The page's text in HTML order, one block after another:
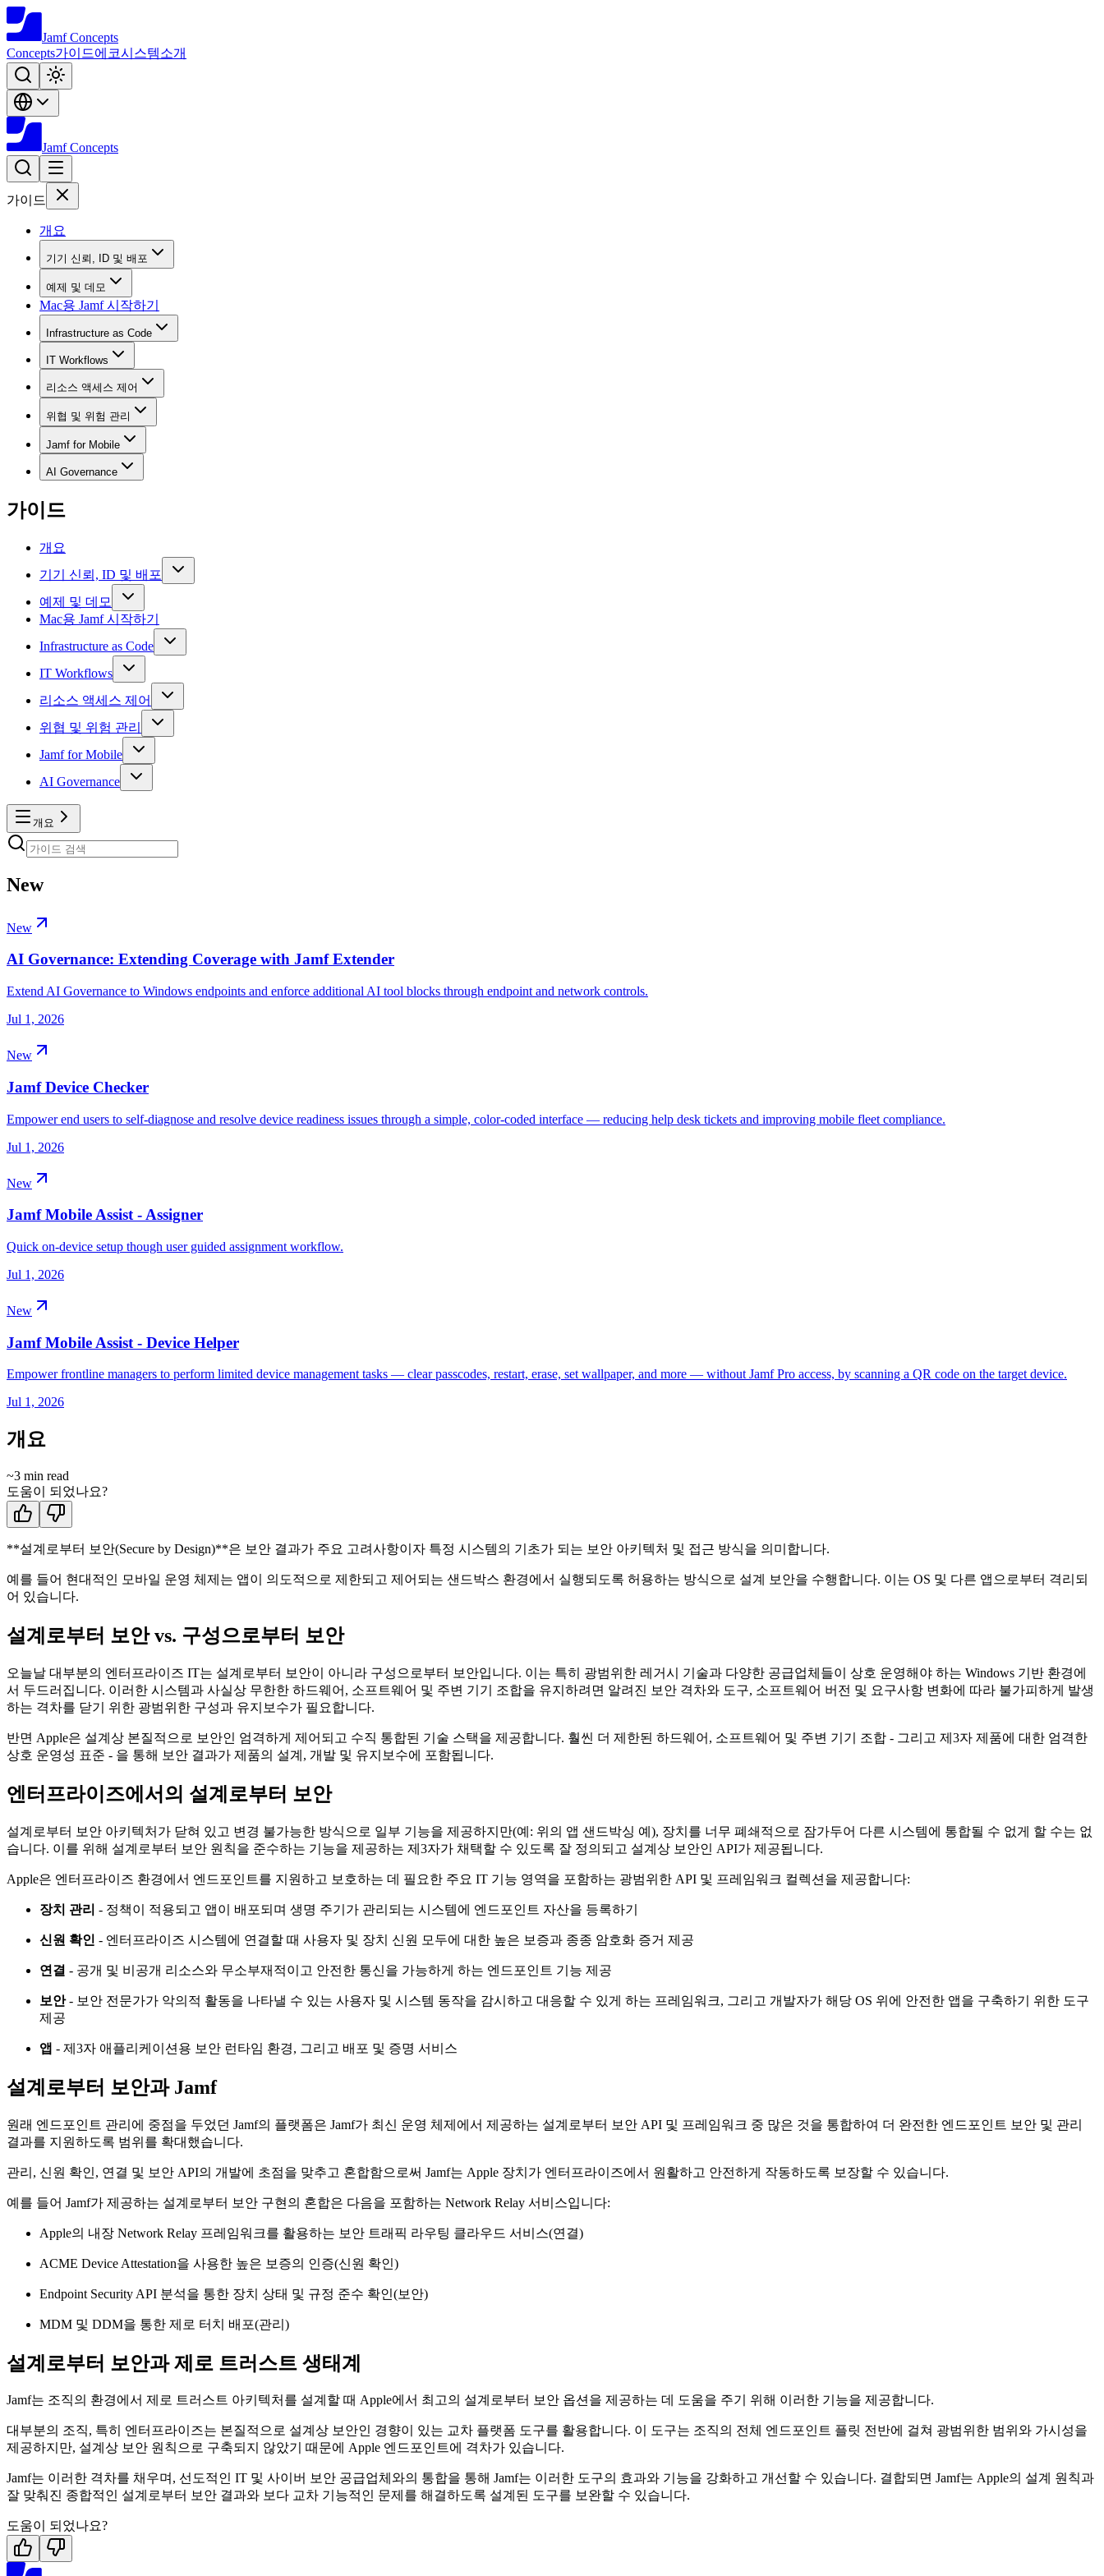
Jamf Concepts
Concepts가이드에코시스템소개
Jamf Concepts
가이드
개요
기기 신뢰, ID 및 배포
예제 및 데모
Mac용 Jamf 시작하기
Infrastructure as Code
IT Workflows
리소스 액세스 제어
위협 및 위험 관리
Jamf for Mobile
AI Governance
가이드
개요
기기 신뢰, ID 및 배포
예제 및 데모
Mac용 Jamf 시작하기
Infrastructure as Code
IT Workflows
리소스 액세스 제어
위협 및 위험 관리
Jamf for Mobile
AI Governance
개요
New
New
AI Governance: Extending Coverage with Jamf Extender
Extend AI Governance to Windows endpoints and enforce additional AI tool blocks through endpoint and network controls.
Jul 1, 2026
New
Jamf Device Checker
Empower end users to self-diagnose and resolve device readiness issues through a simple, color-coded interface — reducing help desk tickets and improving mobile fleet compliance.
Jul 1, 2026
New
Jamf Mobile Assist - Assigner
Quick on-device setup though user guided assignment workflow.
Jul 1, 2026
New
Jamf Mobile Assist - Device Helper
Empower frontline managers to perform limited device management tasks — clear passcodes, restart, erase, set wallpaper, and more — without Jamf Pro access, by scanning a QR code on the target device.
Jul 1, 2026
개요
~3 min read
도움이 되었나요?
**설계로부터 보안(Secure by Design)**은 보안 결과가 주요 고려사항이자 특정 시스템의 기초가 되는 보안 아키텍처 및 접근 방식을 의미합니다.
예를 들어 현대적인 모바일 운영 체제는 앱이 의도적으로 제한되고 제어되는 샌드박스 환경에서 실행되도록 허용하는 방식으로 설계 보안을 수행합니다. 이는 OS 및 다른 앱으로부터 격리되
어 있습니다.
설계로부터 보안 vs. 구성으로부터 보안
오늘날 대부분의 엔터프라이즈 IT는 설계로부터 보안이 아니라 구성으로부터 보안입니다. 이는 특히 광범위한 레거시 기술과 다양한 공급업체들이 상호 운영해야 하는 Windows 기반 환경에
서 두드러집니다. 이러한 시스템과 사실상 무한한 하드웨어, 소프트웨어 및 주변 기기 조합을 유지하려면 알려진 보안 격차와 도구, 소프트웨어 버전 및 요구사항 변화에 따라 불가피하게 발생
하는 격차를 닫기 위한 광범위한 구성과 유지보수가 필요합니다.
반면 Apple은 설계상 본질적으로 보안인 엄격하게 제어되고 수직 통합된 기술 스택을 제공합니다. 훨씬 더 제한된 하드웨어, 소프트웨어 및 주변 기기 조합 - 그리고 제3자 제품에 대한 엄격한
상호 운영성 표준 - 을 통해 보안 결과가 제품의 설계, 개발 및 유지보수에 포함됩니다.
엔터프라이즈에서의 설계로부터 보안
설계로부터 보안 아키텍처가 닫혀 있고 변경 불가능한 방식으로 일부 기능을 제공하지만(예: 위의 앱 샌드박싱 예), 장치를 너무 폐쇄적으로 잠가두어 다른 시스템에 통합될 수 없게 할 수는 없
습니다. 이를 위해 설계로부터 보안 원칙을 준수하는 기능을 제공하는 제3자가 채택할 수 있도록 잘 정의되고 설계상 보안인 API가 제공됩니다.
Apple은 엔터프라이즈 환경에서 엔드포인트를 지원하고 보호하는 데 필요한 주요 IT 기능 영역을 포함하는 광범위한 API 및 프레임워크 컬렉션을 제공합니다:
장치 관리 - 정책이 적용되고 앱이 배포되며 생명 주기가 관리되는 시스템에 엔드포인트 자산을 등록하기
신원 확인 - 엔터프라이즈 시스템에 연결할 때 사용자 및 장치 신원 모두에 대한 높은 보증과 종종 암호화 증거 제공
연결 - 공개 및 비공개 리소스와 무소부재적이고 안전한 통신을 가능하게 하는 엔드포인트 기능 제공
보안- 보안 전문가가 악의적 활동을 나타낼 수 있는 사용자 및 시스템 동작을 감시하고 대응할 수 있게 하는 프레임워크, 그리고 개발자가 해당 OS 위에 안전한 앱을 구축하기 위한 도구
제공
앱 - 제3자 애플리케이션용 보안 런타임 환경, 그리고 배포 및 증명 서비스
설계로부터 보안과 Jamf
원래 엔드포인트 관리에 중점을 두었던 Jamf의 플랫폼은 Jamf가 최신 운영 체제에서 제공하는 설계로부터 보안 API 및 프레임워크 중 많은 것을 통합하여 더 완전한 엔드포인트 보안 및 관리
결과를 지원하도록 범위를 확대했습니다.
관리, 신원 확인, 연결 및 보안 API의 개발에 초점을 맞추고 혼합함으로써 Jamf는 Apple 장치가 엔터프라이즈에서 원활하고 안전하게 작동하도록 보장할 수 있습니다.
예를 들어 Jamf가 제공하는 설계로부터 보안 구현의 혼합은 다음을 포함하는 Network Relay 서비스입니다:
Apple의 내장 Network Relay 프레임워크를 활용하는 보안 트래픽 라우팅 클라우드 서비스(연결)
ACME Device Attestation을 사용한 높은 보증의 인증(신원 확인)
Endpoint Security API 분석을 통한 장치 상태 및 규정 준수 확인(보안)
MDM 및 DDM을 통한 제로 터치 배포(관리)
설계로부터 보안과 제로 트러스트 생태계
Jamf는 조직의 환경에서 제로 트러스트 아키텍처를 설계할 때 Apple에서 최고의 설계로부터 보안 옵션을 제공하는 데 도움을 주기 위해 이러한 기능을 제공합니다.
대부분의 조직, 특히 엔터프라이즈는 본질적으로 설계상 보안인 경향이 있는 교차 플랫폼 도구를 활용합니다. 이 도구는 조직의 전체 엔드포인트 플릿 전반에 걸쳐 광범위한 범위와 가시성을
제공하지만, 설계상 보안 원칙으로 구축되지 않았기 때문에 Apple 엔드포인트에 격차가 있습니다.
Jamf는 이러한 격차를 채우며, 선도적인 IT 및 사이버 보안 공급업체와의 통합을 통해 Jamf는 이러한 도구의 효과와 기능을 강화하고 개선할 수 있습니다. 결합되면 Jamf는 Apple의 설계 원칙과
잘 맞춰진 종합적인 설계로부터 보안 결과와 보다 교차 기능적인 문제를 해결하도록 설계된 도구를 보완할 수 있습니다.
도움이 되었나요?